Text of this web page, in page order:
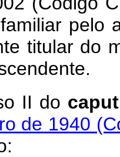
pelo
titular do
II do
de 1940